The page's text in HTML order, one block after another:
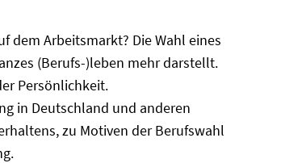
dem Arbeitsmarkt? Die Wahl eines
(Berufs-)leben mehr darstellt.
Persönlichkeit.
in Deutschland und anderen
zu Motiven der Berufswahl